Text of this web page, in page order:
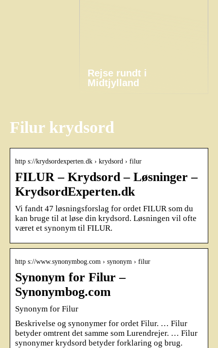
Rejse rundt i
Midtjylland
Filur krydsord
http s://krydsordexperten.dk › krydsord › filur
FILUR – Krydsord – Løsninger –
KrydsordExperten.dk
Vi fandt 47 løsningsforslag for ordet FILUR som du
kan bruge til at løse din krydsord. Løsningen vil ofte
været et synonym til FILUR.
http s://www.synonymbog.com › synonym › filur
Synonym for Filur –
Synonymbog.com
Synonym for Filur
Beskrivelse og synonymer for ordet Filur. … Filur
betyder omtrent det samme som Lurendrejer. … Filur
synonymer krydsord betyder forklaring og brug.